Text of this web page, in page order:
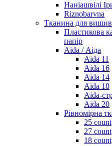
Наніашвілі
Riznobarvna
Тканина для
Пластикова
папір
Aida / Аіда
Aida 11
Aida 16
Aida 14
Aida 18
Aida-
Aida 20
Рівномірна
25 count
27 count
18 count